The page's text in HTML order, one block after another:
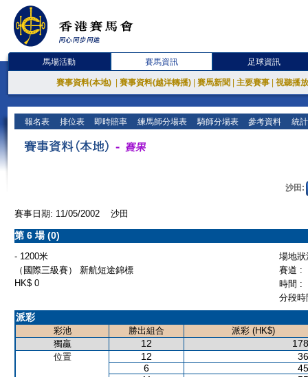
馬場活動 賽馬資訊 足球資訊
賽事資料(本地) 賽事資料(越洋轉播) 賽馬新聞 主要賽事 視聽播
報名表 排位表 即時賠率 練馬師分場表 騎師分場表 參考資料 統
沙田:
賽事日期: 11/05/2002 沙田
第 6 場 (0)
- 1200米
場地
（國際三級賽） 新航短途錦標
賽道 :
HK$ 0
時間 :
分段
派彩
彩池 勝出組合
派彩 (HK$)
獨贏
12
位置 12
6